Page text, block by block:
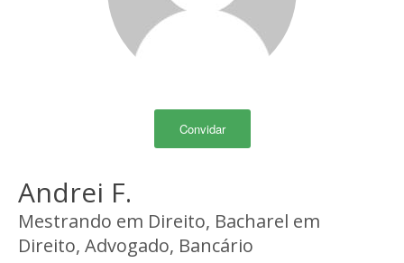
Convidar
Andrei F.
Mestrando em Direito, Bacharel em
Direito, Advogado, Bancário